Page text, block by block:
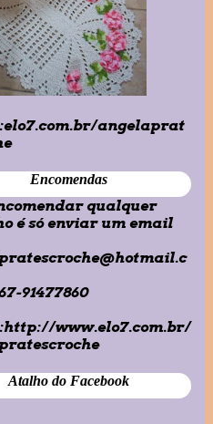
angelaprat
Encomendas
qualquer
é só enviar um email
91477860
http://www.elo7.com.br/
Atalho do Facebook